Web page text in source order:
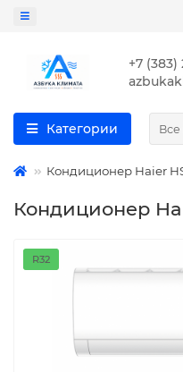
+7 (383)
Категории Все
Кондиционер Haier
Кондиционер
R32